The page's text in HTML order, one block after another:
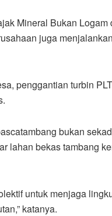
Mineral Bukan
juga
penggantian turbin
bukan
lahan bekas tambang
untuk menjaga
katanya.